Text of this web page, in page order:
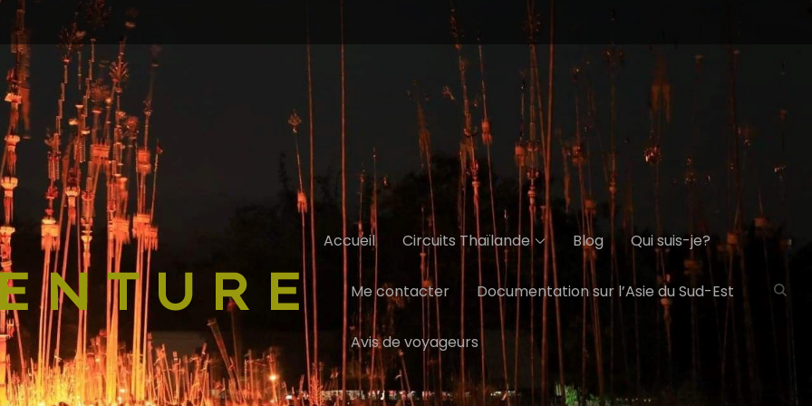
Accueil Circuits Thaïlande Blog Qui suis-je?
Me contacter Documentation sur l’Asie du Sud-Est
Avis de voyageurs